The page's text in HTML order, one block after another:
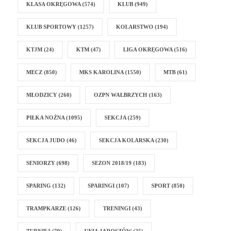
KLASA OKRĘGOWA (574) KLUB (949)
KLUB SPORTOWY (1257) KOLARSTWO (194)
KTJM (24) KTM (47) LIGA OKRĘGOWA (516)
MECZ (850) MKS KAROLINA (1550) MTB (61)
MŁODZICY (260) OZPN WAŁBRZYCH (163)
PIŁKA NOŻNA (1095) SEKCJA (259)
SEKCJA JUDO (46) SEKCJA KOLARSKA (230)
SENIORZY (698) SEZON 2018/19 (183)
SPARING (132) SPARINGI (107) SPORT(850)
TRAMPKARZE (126) TRENINGI (43)